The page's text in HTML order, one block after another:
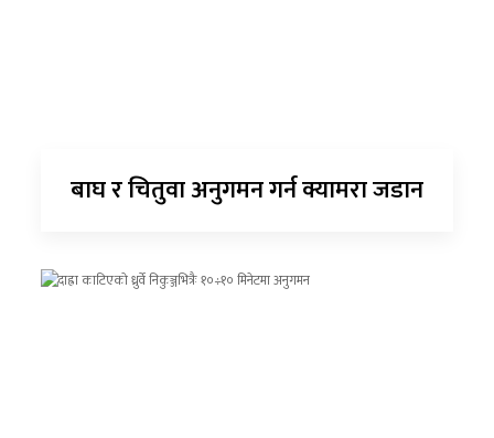
बाघ र चितुवा अनुगमन गर्न क्यामरा जडान